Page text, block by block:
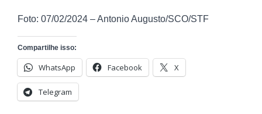
Foto: 07/02/2024 – Antonio Augusto/SCO/STF
Compartilhe isso:
WhatsApp Facebook X
Telegram